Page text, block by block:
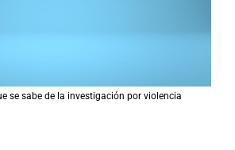
se sabe de la investigación por violencia